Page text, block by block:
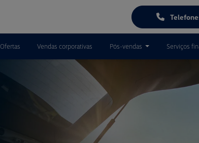
Ofertas Vendas corporativas Pós-vendas Serviços